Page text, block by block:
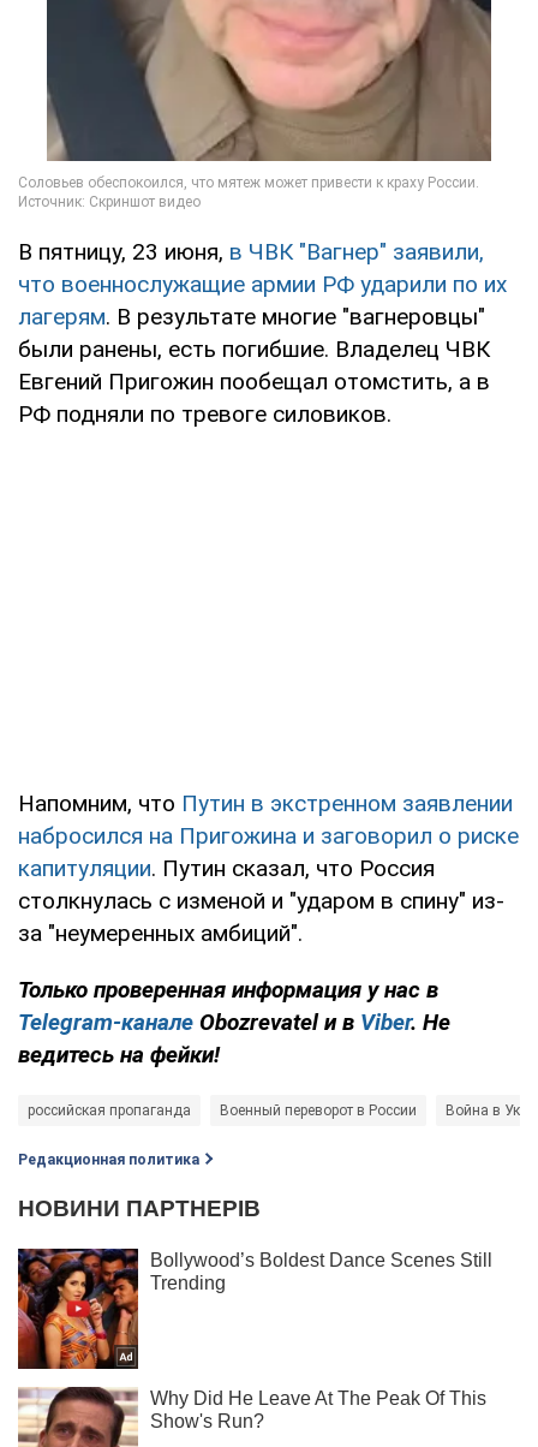
В пятницу, 23 июня, в ЧВК "Вагнер" заявили,
что военнослужащие армии РФ ударили по их
лагерям. В результате многие "вагнеровцы"
были ранены, есть погибшие. Владелец ЧВК
Евгений Пригожин пообещал отомстить, а в
РФ подняли по тревоге силовиков.
Напомним, что Путин в экстренном заявлении
набросился на Пригожина и заговорил о риске
капитуляции. Путин сказал, что Россия
столкнулась с изменой и "ударом в спину" из-
за "неумеренных амбиций".
Только проверенная информация у нас в
Telegram-канале Obozrevatel и в Viber. Не
ведитесь на фейки!
российская пропаганда Военный переворот в России Война в
Редакционная политика